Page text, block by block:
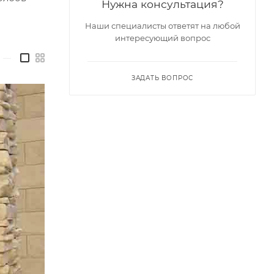
Нужна консультация?
Наши специалисты ответят на любой
интересующий вопрос
ЗАДАТЬ ВОПРОС